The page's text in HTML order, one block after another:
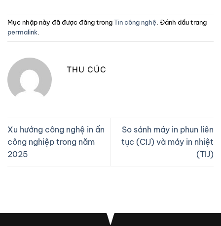
Mục nhập này đã được đăng trongTin công nghệ . Đánh dấu trang
permalink
THU CÚC
Xu hướng công nghệ in ấn
công nghiệp trong năm
2025
So sánh máy in phun liên
tục (CIJ) và máy in nhiệt
(TIJ)